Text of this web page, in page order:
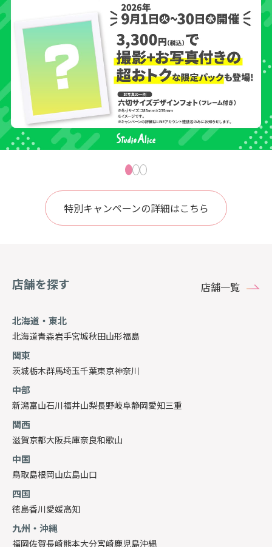
特別キャンペーンの詳細はこちら
店舗を探す 店舗一覧
北海道・東北
北海道青森岩手宮城秋田山形福島
関東
茨城栃木群馬埼玉千葉東京神奈川
中部
新潟富山石川福井山梨長野岐阜静岡愛知三重
関西
滋賀京都大阪兵庫奈良和歌山
中国
鳥取島根岡山広島山口
四国
徳島香川愛媛高知
九州・沖縄
福岡佐賀長崎熊本大分宮崎鹿児島沖縄